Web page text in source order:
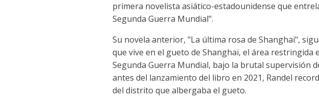
primera novelista asiático-estadounidense que
Segunda Guerra Mundial".
Su novela anterior, "La última rosa de Shanghai",
que vive en el gueto de Shanghai, el área restringida
Segunda Guerra Mundial, bajo la brutal supervisión
antes del lanzamiento del libro en 2021, Randel
del distrito que albergaba el gueto.